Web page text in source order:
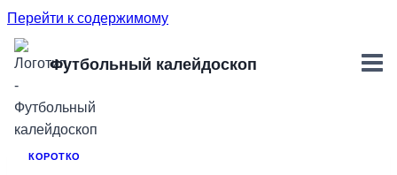
Перейти к содержимому
Футбольный калейдоскоп
КОРОТКО